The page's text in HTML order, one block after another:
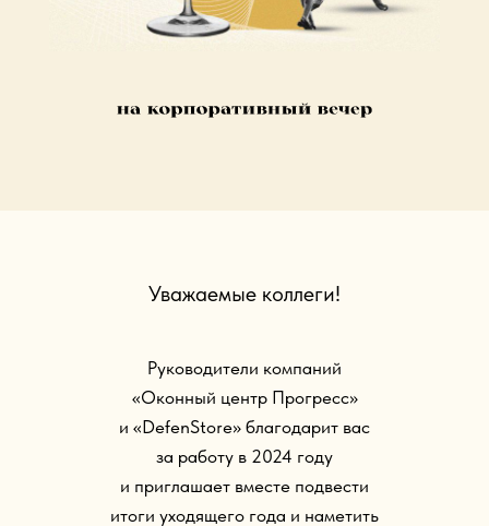
Уважаемые коллеги!
Руководители компаний
«Оконный центр Прогресс»
и «DefenStore» благодарит вас
за работу в 2024 году
и приглашает вместе подвести
итоги уходящего года и наметить